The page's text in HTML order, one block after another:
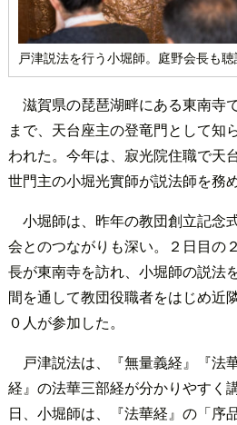
戸津説法を行う小堀師。庭野会長も
滋賀県の琵琶湖畔にある東南寺
まで、天台座主の登竜門として知
われた。今年は、寂光院住職で天
世門主の小堀光實師が説法師を務め
小堀師は、昨年の教団創立記念
会とのつながりも深い。２日目の
長が東南寺を訪れ、小堀師の説法
間を通して教団役職者をはじめ近
０人が参加した。
戸津説法は、『無量義経』『法
経』の法華三部経が分かりやすく
日、小堀師は、『法華経』の「序